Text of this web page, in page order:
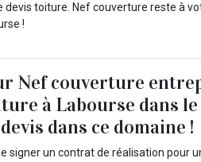
toiture. Nef couverture reste à
!
Nef couverture
à Labourse dans le
dans ce domaine !
signer un contrat de réalisation pour